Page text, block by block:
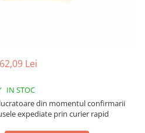
Lei
IN STOC
din momentul confirmarii
expediate prin curier rapid